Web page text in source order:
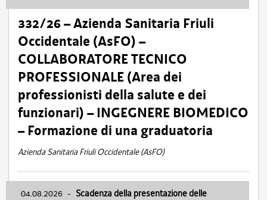
332/26 – Azienda Sanitaria Friuli
Occidentale (AsFO) –
COLLABORATORE TECNICO
PROFESSIONALE (Area dei
professionisti della salute e dei
funzionari) – INGEGNERE BIOMEDICO
– Formazione di una graduatoria
Azienda Sanitaria Friuli Occidentale (AsFO)
04.08.2026 - Scadenza della presentazione delle